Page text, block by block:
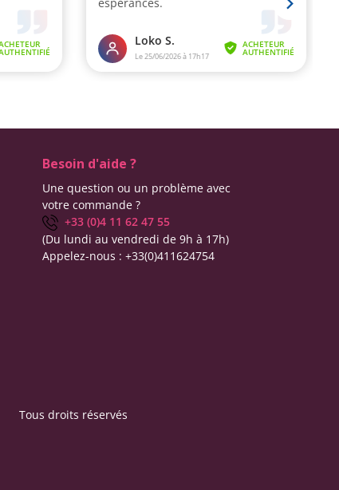
Besoin d'aide ?
Une question ou un problème avec
votre commande ?
+33 (0)4 11 62 47 55
(Du lundi au vendredi de 9h à 17h)
Appelez-nous : +33(0)411624754
Tous droits réservés